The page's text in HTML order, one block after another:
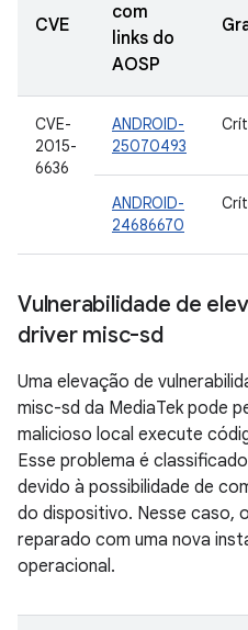
CVE
com
links do
AOSP
CVE-
2015-
6636
ANDROID-
25070493
ANDROID-
24686670
Vulnerabilidade de
driver misc-sd
Uma elevação de
misc-sd da MediaTek pode
malicioso local execute
Esse problema é
devido à possibilidade de
do dispositivo. Nesse caso,
reparado com uma nova
operacional.